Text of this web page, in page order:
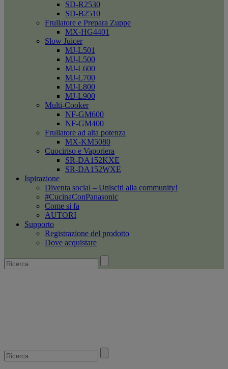
SD-R2530
SD-B2510
Frullatore e Prepara Zuppe
MX-HG4401
Slow Juicer
MJ-L501
MJ-L500
MJ-L600
MJ-L700
MJ-L800
MJ-L900
Multi-Cooker
NF-GM600
NF-GM400
Frullatore ad alta potenza
MX-KM5080
Cuociriso e Vaporiera
SR-DA152KXE
SR-DA152WXE
Ispirazione
Diventa social – Unisciti alla community!
#CucinaConPanasonic
Come si fa
AUTORI
Supporto
Registrazione del prodotto
Dove acquistare